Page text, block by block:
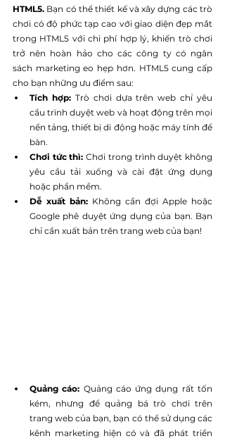
HTML5. Bạn có thể thiết kế và xây dựng các trò
chơi có độ phức tạp cao với giao diện đẹp mắt
trong HTML5 với chi phí hợp lý, khiến trò chơi
trở nên hoàn hảo cho các công ty có ngân
sách marketing eo hẹp hơn. HTML5 cung cấp
cho bạn những ưu điểm sau:
Tích hợp: Trò chơi dựa trên web chỉ yêu
cầu trình duyệt web và hoạt động trên mọi
nền tảng, thiết bị di động hoặc máy tính để
bàn.
Chơi tức thì: Chơi trong trình duyệt không
yêu cầu tải xuống và cài đặt ứng dụng
hoặc phần mềm.
Dễ xuất bản: Không cần đợi Apple hoặc
Google phê duyệt ứng dụng của bạn. Bạn
chỉ cần xuất bản trên trang web của bạn!
Quảng cáo: Quảng cáo ứng dụng rất tốn
kém, nhưng để quảng bá trò chơi trên
trang web của bạn, bạn có thể sử dụng các
kênh marketing hiện có và đã phát triển